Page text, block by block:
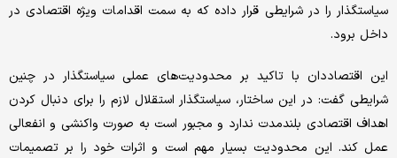
سیاستگذار را در شرایطی قرار داده که به سمت اقدامات ویژه اقتصادی در
داخل برود.
این اقتصاددان با تاکید بر محدودیت‌های عملی سیاستگذار در چنین
شرایطی گفت: در این ساختار، سیاستگذار استقلال لازم را برای دنبال کردن
اهداف اقتصادی بلندمدت ندارد و مجبور است به صورت واکنشی و انفعالی
عمل کند. این محدودیت بسیار مهم است و اثرات خود را بر تصمیمات